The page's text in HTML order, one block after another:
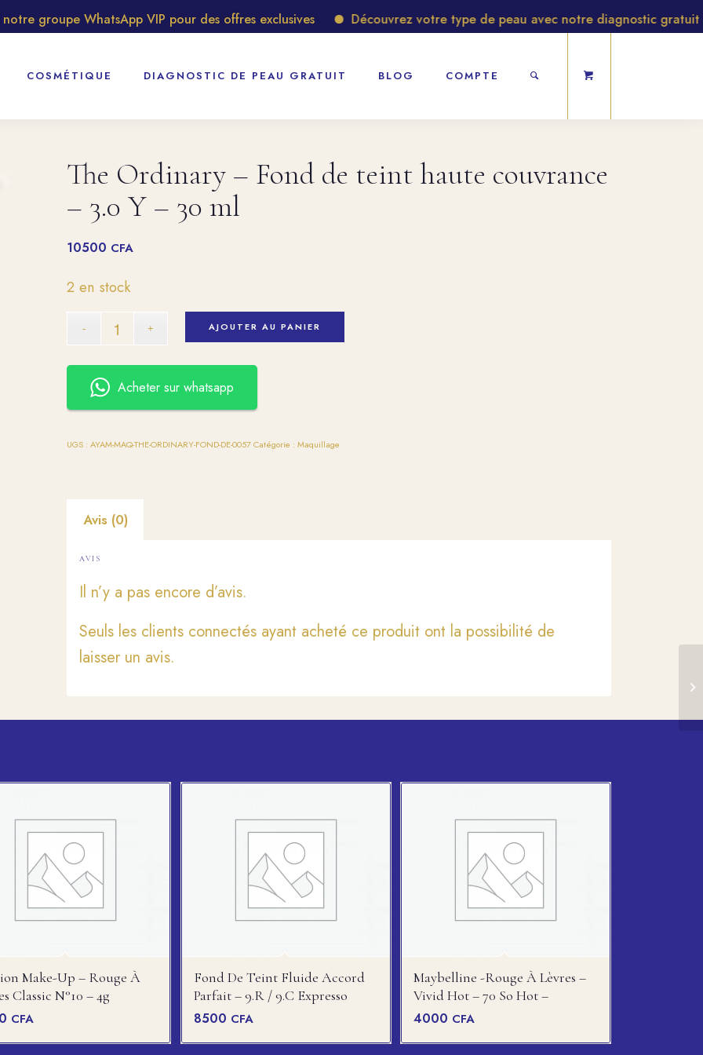
groupe WhatsApp VIP pour des offres exclusives Découvrez votre type de peau avec notre diagnostic gratuit
COSMÉTIQUE DIAGNOSTIC DE PEAU GRATUIT BLOG COMPTE
The Ordinary – Fond de teint haute couvrance
– 3.0 Y – 30 ml
10500 CFA
2 en stock
AJOUTER AU PANIER
Acheter sur whatsapp
UGS :AYAM-MAQ-THE-ORDINARY-FOND-DE-0057 Catégorie :Maquillage
Avis (0)
AVIS
Il n’y a pas encore d’avis.
Seuls les clients connectés ayant acheté ce produit ont la possibilité de
laisser un avis.
Make-Up – Rouge À
Classic N°10 – 4g
CFA
Fond De Teint Fluide Accord
Parfait – 9.R / 9.C Expresso
8500 CFA
Maybelline -rouge À Lèvres –
Vivid Hot – 70 So Hot –
4000 CFA